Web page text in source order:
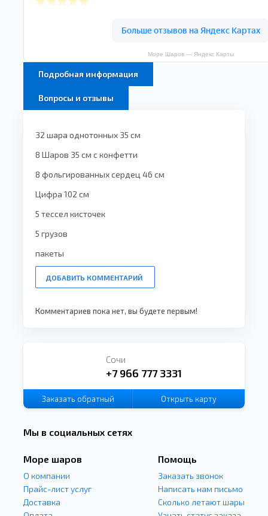
Море Шаров — Яндекс Карты
Подробная информация
Вопросы и отзывы
32 шара однотонных 35 см
8 Шаров 35 см с конфетти
8 фольгированных сердец 46 см
Цифра 102 см
5 тессел кисточек
5 грузов
пакеты
ДОБАВИТЬ КОММЕНТАРИЙ
Комментариев пока нет, вы будете первым!
Сочи
+7 966 777 3331
Заказать обратный
Открыть карту
Мы в социальных сетях
Море шаров
О компании
Прайс-лист услуг
Доставка
Помощь
Заказать звонок
Написать нам письмо
Сколько летают шары